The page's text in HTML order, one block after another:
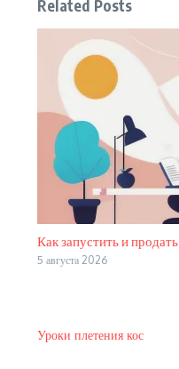
Related Posts
Как запустить и
5 августа 2026
Уроки плетения кос